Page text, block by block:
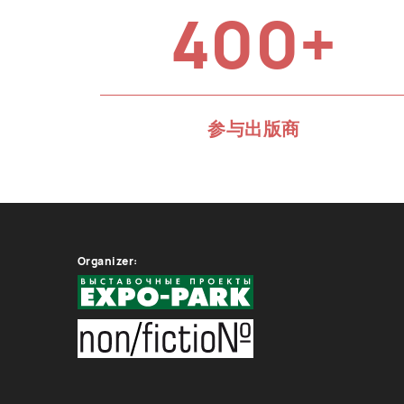
400+
参与出版商
Organizer: